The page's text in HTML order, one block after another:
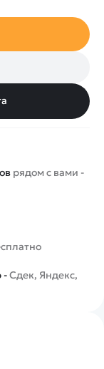
рядом с вами -
-Сдек, Яндекс,